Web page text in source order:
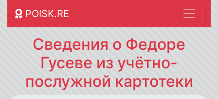
POISK.RE
Сведения о Федоре
Гусеве из учётно-
послужной картотеки